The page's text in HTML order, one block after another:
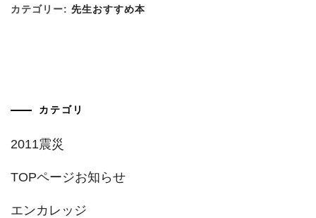
カテゴリー: 先生おすすめ本
カテゴリ
2011震災
TOPページお知らせ
エンカレッジ